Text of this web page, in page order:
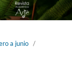
a junio /